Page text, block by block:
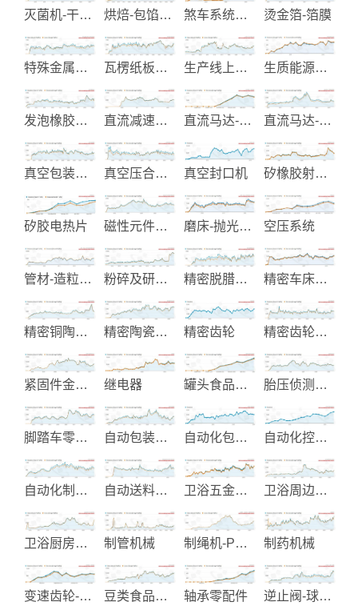
灭菌机-干燥机 烘焙-包馅食品机械 煞车系统零配件 烫金箔-箔膜
特殊金属钛锆钽工业设备制造 瓦楞纸板生产设备 生产线上用之组装工具 生质能源再生系统
发泡橡胶制品 直流减速马达 直流马达-伺服马达 直流马达-行星齿减速箱
真空包装机械 真空压合机-切张机 真空封口机 矽橡胶射出成型
矽胶电热片 磁性元件和交换式电源制造 磨床-抛光-拉床自动化加工设备 空压系统
管材-造粒-塑木制造与整厂设备 粉碎及研磨机械 精密脱腊铸造制造 精密车床机器
精密铜陶瓷阀芯 精密陶瓷零件制造 精密齿轮 精密齿轮制造
紧固件金属零件加工 继电器 罐头食品与饮料制造 胎压侦测系统
脚踏车零配件 自动包装机械 自动化包装设备 自动化控制系统设计
自动化制程设备 自动送料机及自动化送料设备 卫浴五金零配件 卫浴周边设备-给皂机
卫浴厨房及生活起居用品 制管机械 制绳机-PP编织袋-塑胶废料回收 制药机械
变速齿轮-机械齿轮 豆类食品机械 轴承零配件 逆止阀-球阀-蝶阀